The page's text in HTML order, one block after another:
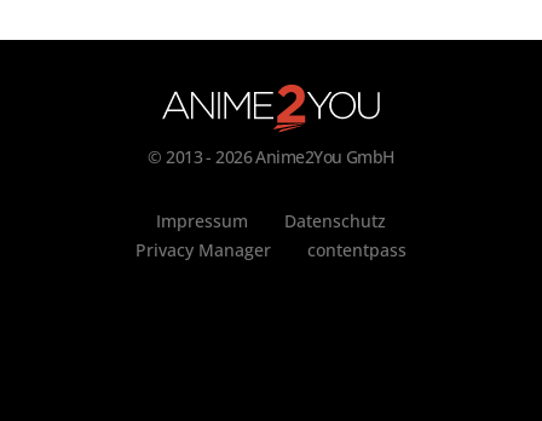
© 2013 - 2026 Anime2You GmbH
Impressum
Datenschutz
Privacy Manager
contentpass